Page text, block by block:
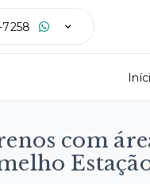
7258
com